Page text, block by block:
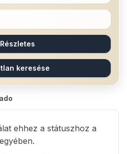
Részletes
keresése
ehhez a státuszhoz a